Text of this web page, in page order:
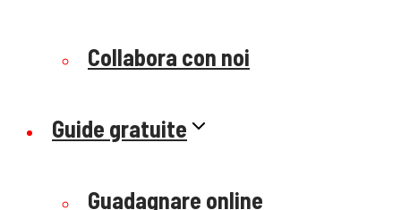
Collabora con noi
Guide gratuite
Guadagnare online